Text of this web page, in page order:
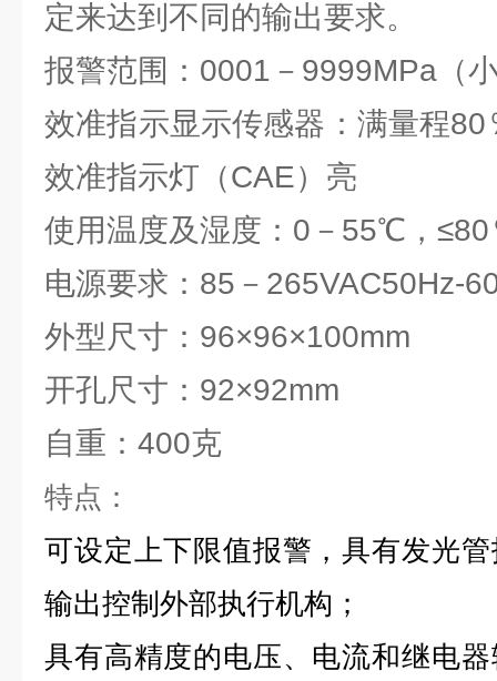
定来达到不同的输出要求。
报警范围：0001－9999MPa（
效准指示显示传感器：满量程
效准指示灯（CAE）亮
使用温度及湿度：0－55℃，≤80
电源要求：85－265VAC50Hz-
外型尺寸：96×96×100mm
开孔尺寸：92×92mm
自重：400克
特点：
可设定上下限值报警，具有发光
输出控制外部执行机构；
具有高精度的电压、电流和继电